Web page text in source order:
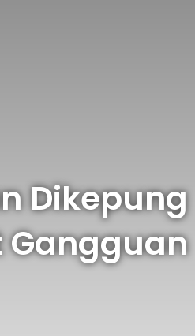
Dikepung
Gangguan